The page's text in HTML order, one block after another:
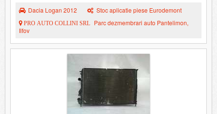
Dacia Logan 2012 Stoc aplicatie piese Eurodemont
PRO AUTO COLLINI SRL
Parc dezmembrari auto Pantelimon,
Ilfov